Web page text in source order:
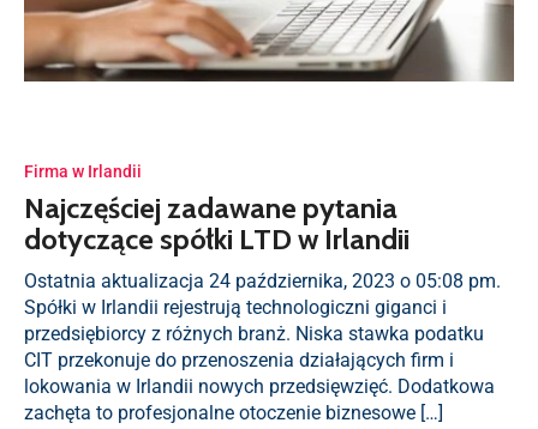
Firma w Irlandii
Najczęściej zadawane pytania
dotyczące spółki LTD w Irlandii
Ostatnia aktualizacja 24 października, 2023 o 05:08 pm.
Spółki w Irlandii rejestrują technologiczni giganci i
przedsiębiorcy z różnych branż. Niska stawka podatku
CIT przekonuje do przenoszenia działających firm i
lokowania w Irlandii nowych przedsięwzięć. Dodatkowa
zachęta to profesjonalne otoczenie biznesowe […]